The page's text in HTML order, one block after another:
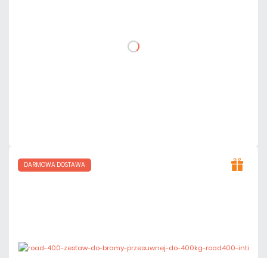
DO KOSZYKA
DARMOWA DOSTAWA